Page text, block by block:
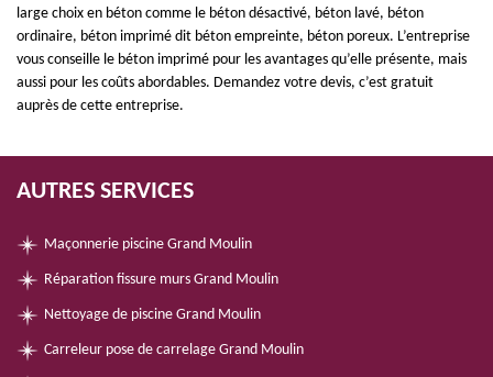
large choix en béton comme le béton désactivé, béton lavé, béton
ordinaire, béton imprimé dit béton empreinte, béton poreux. L’entreprise
vous conseille le béton imprimé pour les avantages qu’elle présente, mais
aussi pour les coûts abordables. Demandez votre devis, c’est gratuit
auprès de cette entreprise.
AUTRES SERVICES
Maçonnerie piscine Grand Moulin
Réparation fissure murs Grand Moulin
Nettoyage de piscine Grand Moulin
Carreleur pose de carrelage Grand Moulin